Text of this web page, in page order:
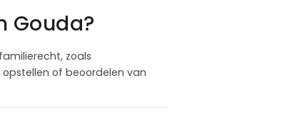
Gouda?
zoals
of beoordelen van